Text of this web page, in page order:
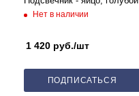
Нет в наличии
1 420 руб./шт
ПОДПИСАТЬСЯ